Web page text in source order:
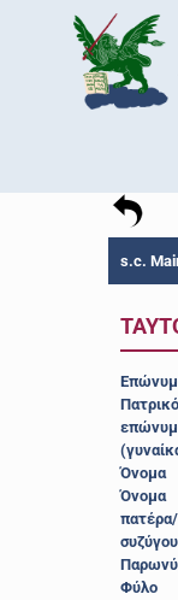
s.c.
Πατρικό
Όνομα
Όνομα
πατέρα/
συζύγου
Φύλο